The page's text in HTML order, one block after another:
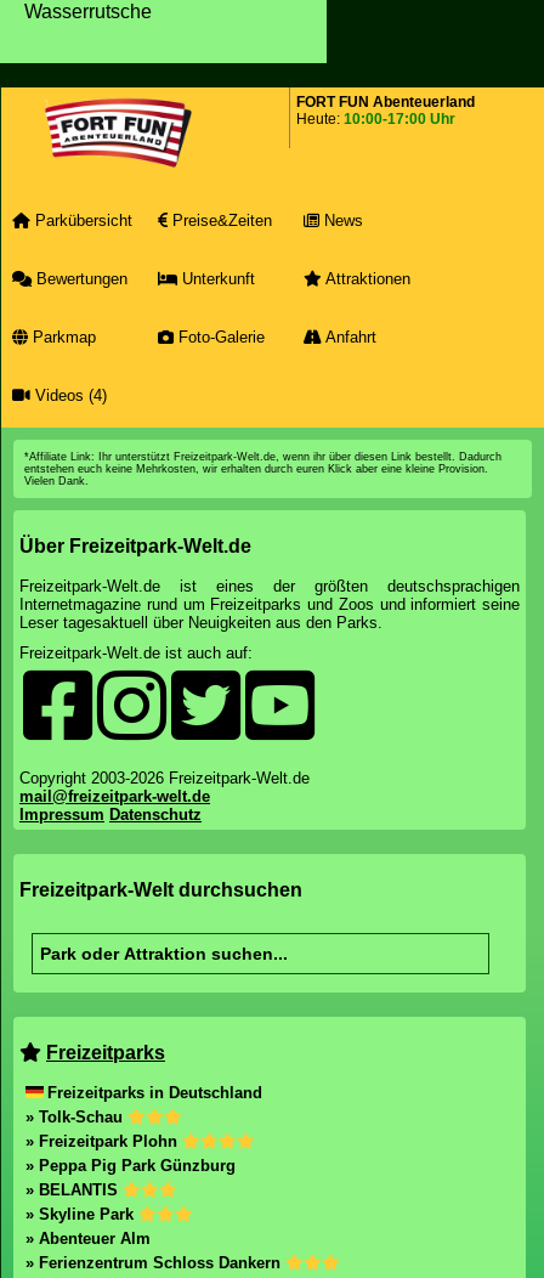
Wasserrutsche
FORT FUN Abenteuerland
Heute: 10:00-17:00 Uhr
Parkübersicht Preise&Zeiten News
Bewertungen Unterkunft Attraktionen
Parkmap Foto-Galerie Anfahrt
Videos (4)
*Affiliate Link: Ihr unterstützt Freizeitpark-Welt.de, wenn ihr über diesen Link bestellt. Dadurch
entstehen euch keine Mehrkosten, wir erhalten durch euren Klick aber eine kleine Provision.
Vielen Dank.
Über Freizeitpark-Welt.de
Freizeitpark-Welt.de ist eines der größten deutschsprachigen
Internetmagazine rund um Freizeitparks und Zoos und informiert seine
Leser tagesaktuell über Neuigkeiten aus den Parks.
Freizeitpark-Welt.de ist auch auf:
Copyright 2003-2026 Freizeitpark-Welt.de
mail@freizeitpark-welt.de
Impressum Datenschutz
Freizeitpark-Welt durchsuchen
Freizeitparks
Freizeitparks in Deutschland
» Tolk-Schau
» Freizeitpark Plohn
» Peppa Pig Park Günzburg
» BELANTIS
» Skyline Park
» Abenteuer Alm
» Ferienzentrum Schloss Dankern